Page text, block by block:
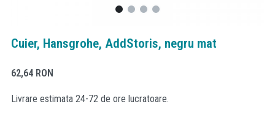
Cuier, Hansgrohe, AddStoris, negru mat
62,64 RON
Livrare estimata 24-72 de ore lucratoare.